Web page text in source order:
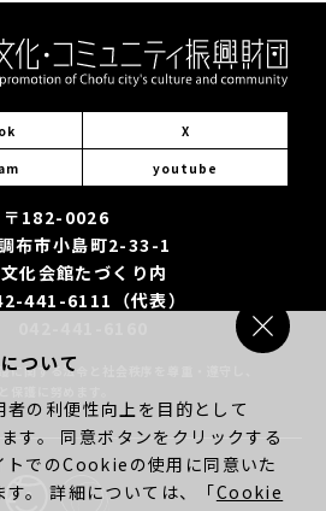
X
youtube
〒182-0026
布市小島町2-33-1
化会館たづくり内
441-6111（代表）
に関する法令と社会秩序を尊重・遵守し、
ついて
の利便性向上を目的として
す。 同意ボタンをクリックする
トでのCookieの使用に同意いた
。 詳細については、「Cookie